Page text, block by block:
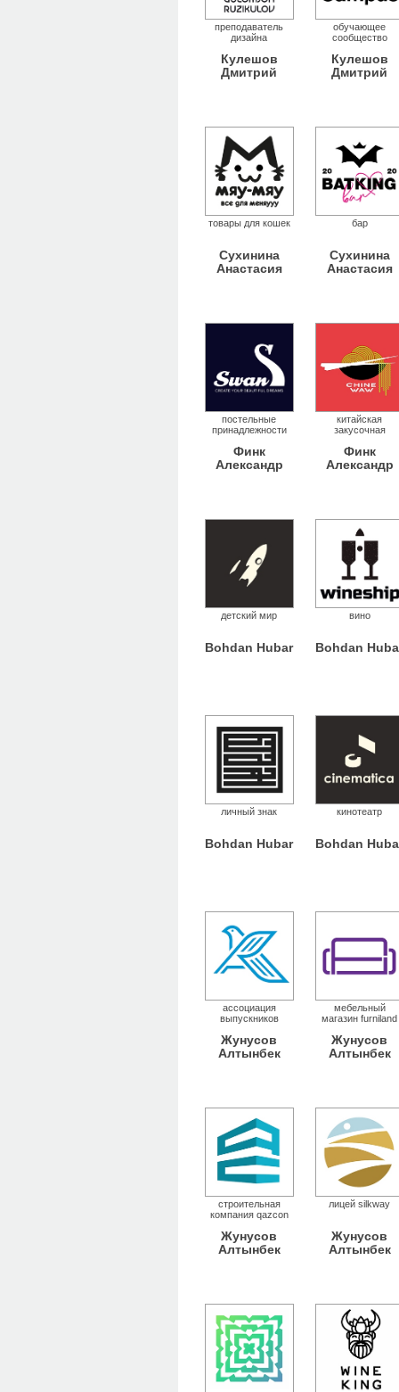
преподаватель
дизайна
Кулешов
Дмитрий
обучающее
сообщество
Кулешов
Дмитрий
товары для кошек
Сухинина
Анастасия
бар
Сухинина
Анастасия
постельные
принадлежности
Финк
Александр
китайская
закусочная
Финк
Александр
детский мир
Bohdan Hubar
вино
Bohdan
личный знак
Bohdan Hubar
кинотеатр
Bohdan
ассоциация
выпускников
Жунусов
Алтынбек
мебельный
магазин furniland
Жунусов
Алтынбек
строительная
компания qazcon
Жунусов
Алтынбек
лицей silkway
Жунусов
Алтынбек